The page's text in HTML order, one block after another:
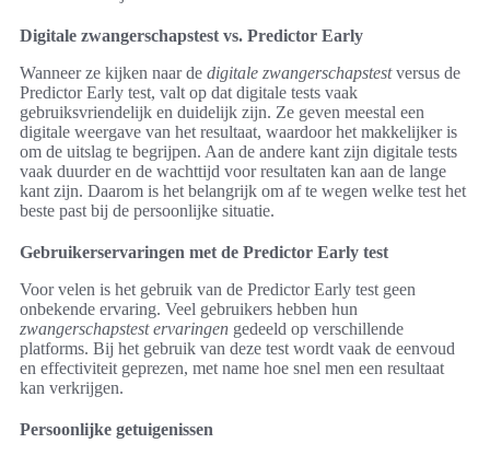
Digitale zwangerschapstest vs. Predictor Early
Wanneer ze kijken naar de digitale zwangerschapstestversus de
Predictor Early test, valt op dat digitale tests vaak
gebruiksvriendelijk en duidelijk zijn. Ze geven meestal een
digitale weergave van het resultaat, waardoor het makkelijker is
om de uitslag te begrijpen. Aan de andere kant zijn digitale tests
vaak duurder en de wachttijd voor resultaten kan aan de lange
kant zijn. Daarom is het belangrijk om af te wegen welke test het
beste past bij de persoonlijke situatie.
Gebruikerservaringen met de Predictor Early test
Voor velen is het gebruik van de Predictor Early test geen
onbekende ervaring. Veel gebruikers hebben hun
zwangerschapstest ervaringen gedeeld op verschillende
platforms. Bij het gebruik van deze test wordt vaak de eenvoud
en effectiviteit geprezen, met name hoe snel men een resultaat
kan verkrijgen.
Persoonlijke getuigenissen